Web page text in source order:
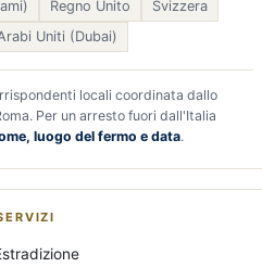
Regno Unito
Svizzera
Uniti (Dubai)
locali coordinata dallo
Per un arresto fuori dall'Italia
luogo del fermo e data.